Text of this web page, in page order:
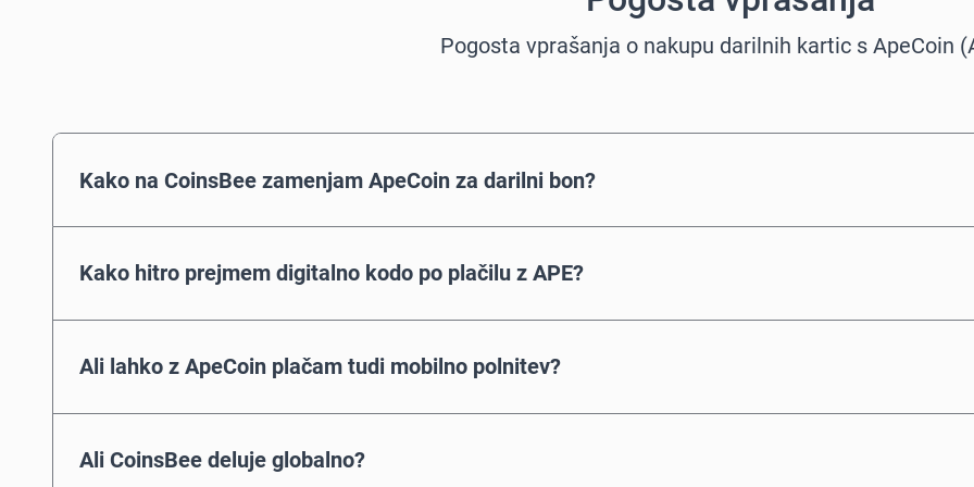
Pogosta vprašanja o nakupu darilnih kartic s ApeCoin
Kako na CoinsBee zamenjam ApeCoin za darilni bon?
Kako hitro prejmem digitalno kodo po plačilu z APE?
Ali lahko z ApeCoin plačam tudi mobilno polnitev?
Ali CoinsBee deluje globalno?